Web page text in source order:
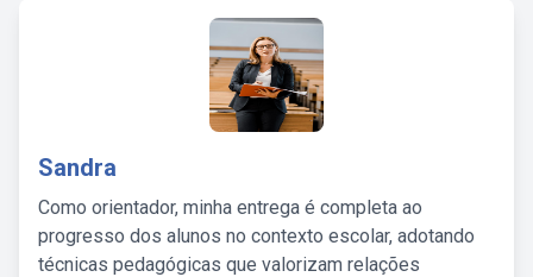
Sandra
Como orientador, minha entrega é completa ao
progresso dos alunos no contexto escolar, adotando
técnicas pedagógicas que valorizam relações